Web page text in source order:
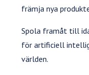
främja nya
Spola framåt till
för artificiell
världen.